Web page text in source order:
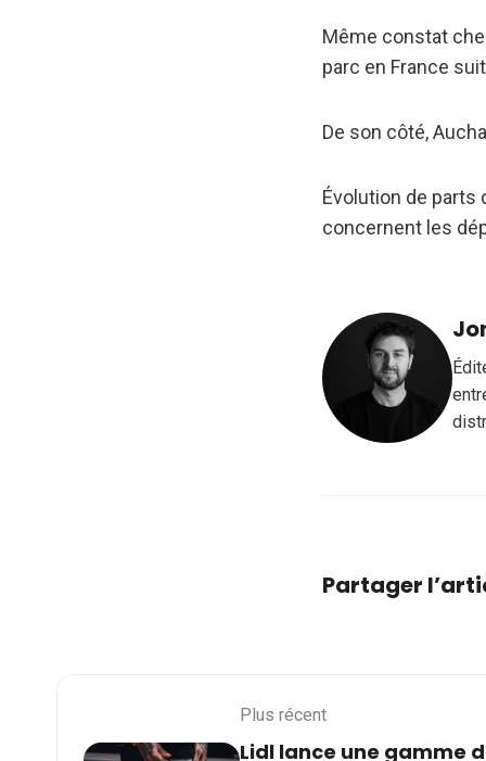
Même constat
parc en France
De son côté,
Évolution de parts
concernent les
Partager
Plus récent
Lidl lance une gamme